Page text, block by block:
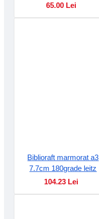
65.00 Lei
Biblioraft marmorat a3
7.7cm 180grade leitz
104.23 Lei